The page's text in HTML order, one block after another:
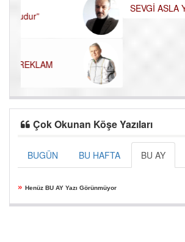
Uzman Klinik Psikolog Erkan EZERÇE
SEVGİ ASLA YETMEZ!
Çok Okunan Köşe Yazıları
BUGÜN BU HAFTA BU AY
» Henüz BU AY Yazı Görünmüyor